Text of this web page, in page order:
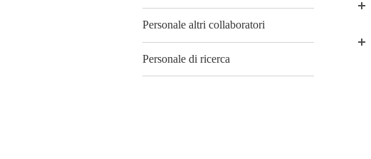
Personale altri collaboratori
Personale di ricerca